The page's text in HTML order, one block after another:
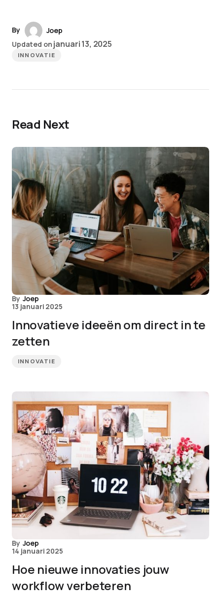
By
Joep
Updated on januari 13, 2025
INNOVATIE
Read Next
By Joep
13 januari 2025
Innovatieve ideeën om direct in te
zetten
INNOVATIE
By Joep
14 januari 2025
Hoe nieuwe innovaties jouw
workflow verbeteren